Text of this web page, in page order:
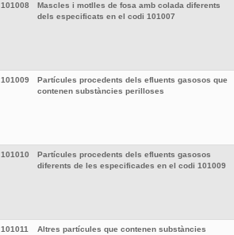
101008
Mascles i motlles de fosa amb colada diferents
dels especificats en el codi 101007
101009
Partícules procedents dels efluents gasosos que
contenen substàncies perilloses
101010
Partícules procedents dels efluents gasosos
diferents de les especificades en el codi 101009
101011
Altres partícules que contenen substàncies